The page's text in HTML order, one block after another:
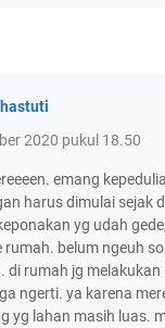
2020 pukul 18.50
emang
harus dimulai sejak
yg udah
rumah. belum ngeuh
di rumah jg
ngerti. ya karena
yg lahan masih luas.